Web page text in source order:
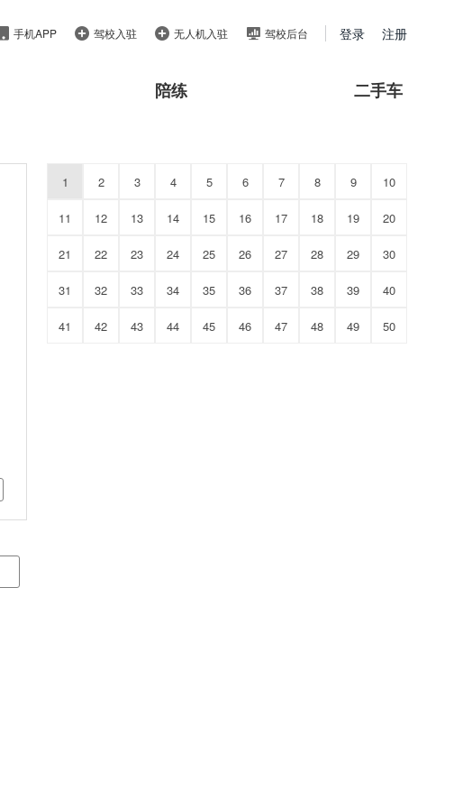
手机APP 驾校入驻 无人机入驻 驾校后台 登录 注册
陪练 二手车
1 2 3 4 5 6 7 8 9 10
11 12 13 14 15 16 17 18 19 20
21 22 23 24 25 26 27 28 29 30
31 32 33 34 35 36 37 38 39 40
41 42 43 44 45 46 47 48 49 50